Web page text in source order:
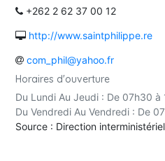
+262 2 62 37 00 12
http://www.saintphilippe.re
com_phil@yahoo.fr
Horaires d'ouverture
Du Lundi Au Jeudi : De 07h30 à
Du Vendredi Au Vendredi : De
Source : Direction